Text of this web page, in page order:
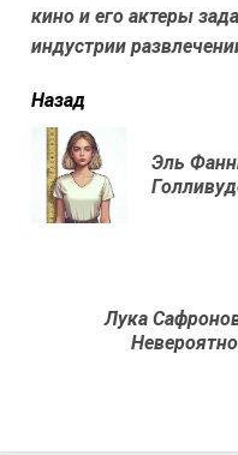
кино и его актеры
индустрии
читать
еще
Назад
Эль
Лука